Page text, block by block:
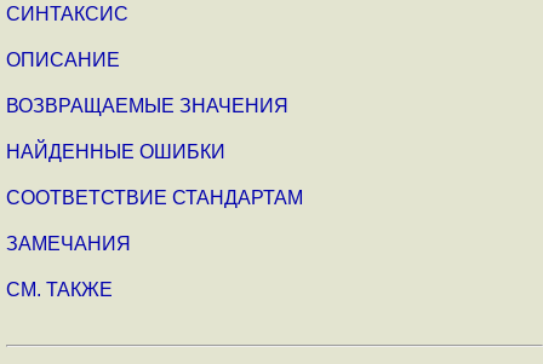
СИНТАКСИС
ОПИСАНИЕ
ВОЗВРАЩАЕМЫЕ ЗНАЧЕНИЯ
НАЙДЕННЫЕ ОШИБКИ
СООТВЕТСТВИЕ СТАНДАРТАМ
ЗАМЕЧАНИЯ
СМ. ТАКЖЕ